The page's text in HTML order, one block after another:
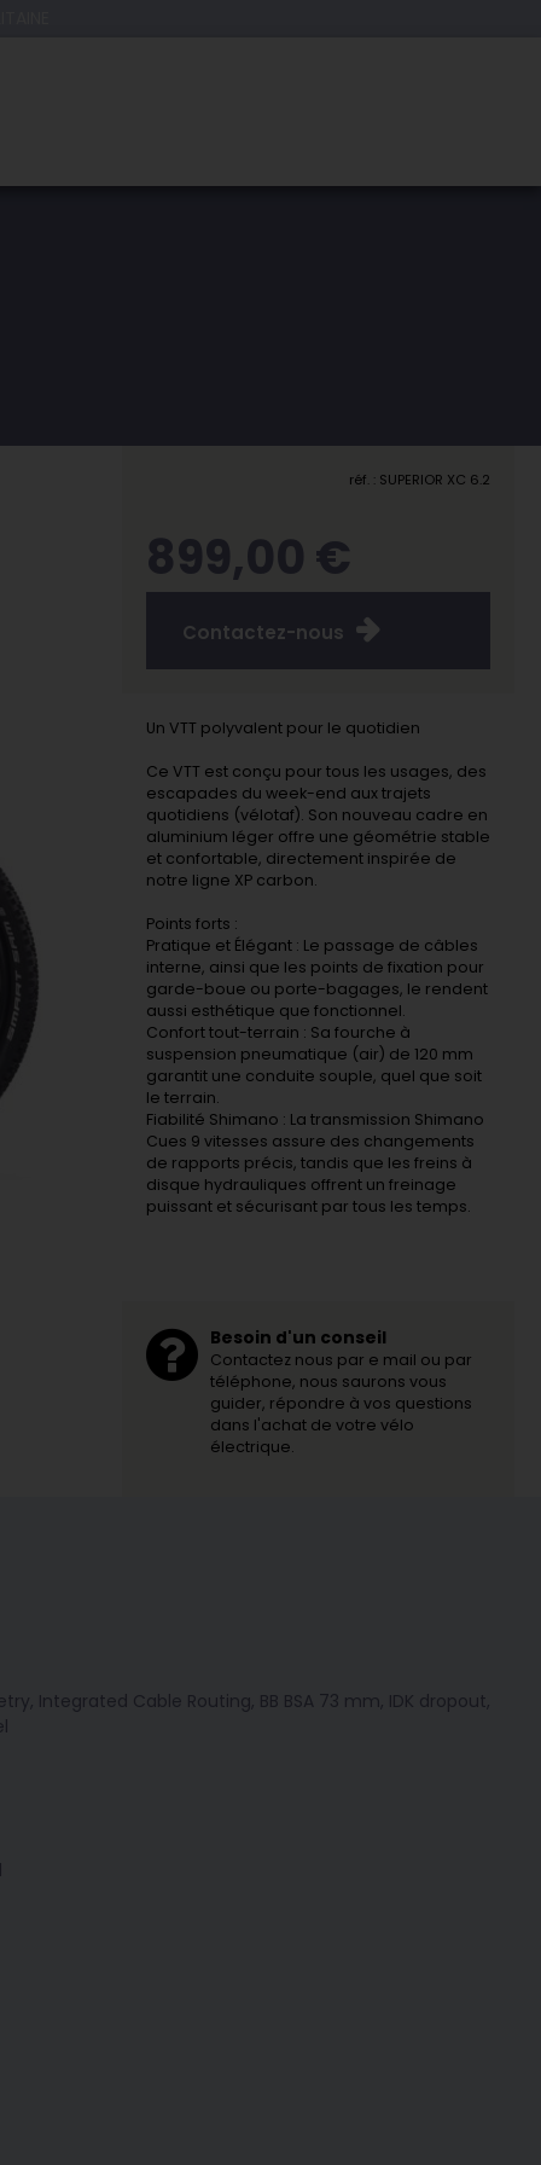
réf. : SUPERIOR XC 6.2
899,00 €
Contactez-nous
Un VTT polyvalent pour le quotidien
Ce VTT est conçu pour tous les usages, des
escapades du week-end aux trajets
quotidiens (vélotaf). Son nouveau cadre en
aluminium léger offre une géométrie stable
et confortable, directement inspirée de
notre ligne XP carbon.
Points forts :
Pratique et Élégant : Le passage de câbles
interne, ainsi que les points de fixation pour
garde-boue ou porte-bagages, le rendent
aussi esthétique que fonctionnel.
Confort tout-terrain : Sa fourche à
suspension pneumatique (air) de 120 mm
garantit une conduite souple, quel que soit
le terrain.
Fiabilité Shimano : La transmission Shimano
Cues 9 vitesses assure des changements
de rapports précis, tandis que les freins à
disque hydrauliques offrent un freinage
puissant et sécurisant par tous les temps.
Besoin d'un conseil
Contactez nous par e mail ou par
téléphone, nous saurons vous
guider, répondre à vos questions
dans l'achat de votre vélo
électrique.
Integrated Cable Routing, BB BSA 73 mm, IDK dropout,